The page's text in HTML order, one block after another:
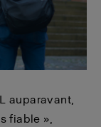
auparavant,
fiable »,